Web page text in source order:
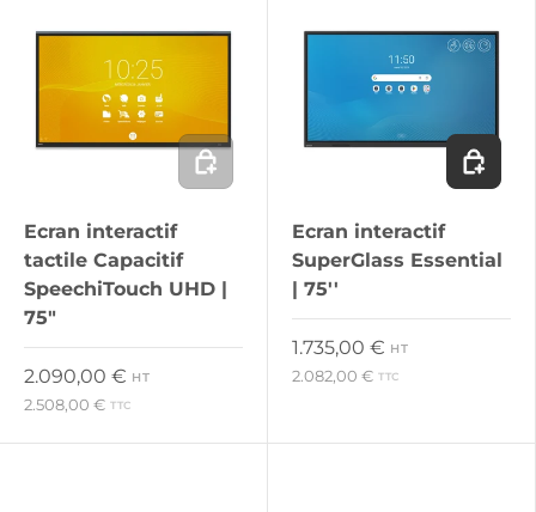
Ecran interactif
tactile Capacitif
SpeechiTouch UHD |
75"
Prix habituel
2.090,00 € HT
2.508,00 € TTC
Ajouter au panier
Ecran interactif
SuperGlass Essential
| 75''
Prix habituel
1.735,00 € HT
2.082,00 € TTC
Ajouter